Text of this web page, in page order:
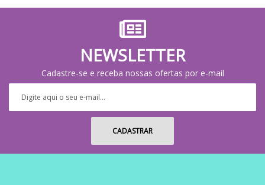
NEWSLETTER
Cadastre-se e receba nossas ofertas por e-mail